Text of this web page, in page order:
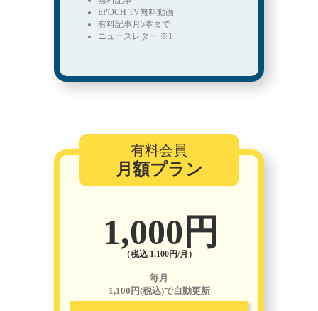
EPOCH TV無料動画
有料記事月5本まで
ニュースレター ※1
有料会員
月額プラン
1,000円
（税込 1,100円/月）
毎月
1,100円(税込)で自動更新